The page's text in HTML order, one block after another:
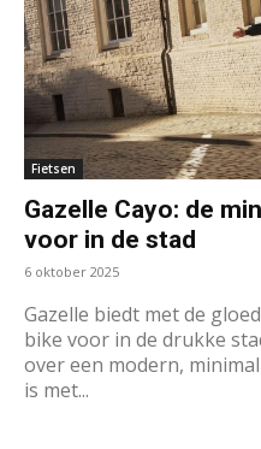
Fietsen
Gazelle Cayo: de
voor in de stad
6 oktober 2025
Gazelle biedt met de
bike voor in de drukke
over een modern,
is met...